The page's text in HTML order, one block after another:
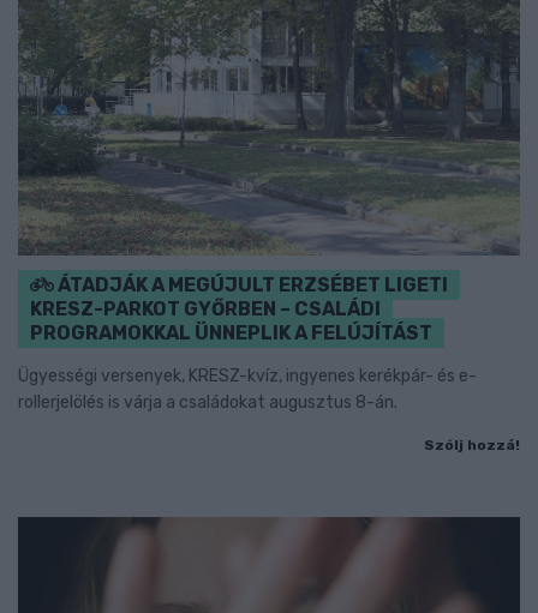
ÁTADJÁK A MEGÚJULT ERZSÉBET LIGETI
KRESZ-PARKOT GYŐRBEN – CSALÁDI
PROGRAMOKKAL ÜNNEPLIK A FELÚJÍTÁST
Ügyességi versenyek, KRESZ-kvíz, ingyenes kerékpár- és e-
rollerjelölés is várja a családokat augusztus 8-án.
Szólj hozzá!